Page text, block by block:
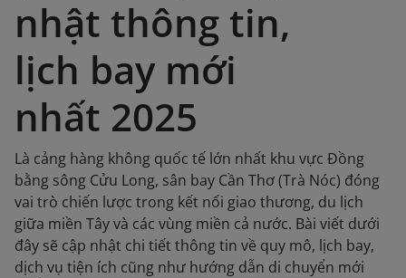
nhật thông tin,
lịch bay mới
nhất 2025
Là cảng hàng không quốc tế lớn nhất khu vực Đồng
bằng sông Cửu Long, sân bay Cần Thơ (Trà Nóc) đóng
vai trò chiến lược trong kết nối giao thương, du lịch
giữa miền Tây và các vùng miền cả nước. Bài viết dưới
đây sẽ cập nhật chi tiết thông tin về quy mô, lịch bay,
dịch vụ tiện ích cũng như hướng dẫn di chuyển mới